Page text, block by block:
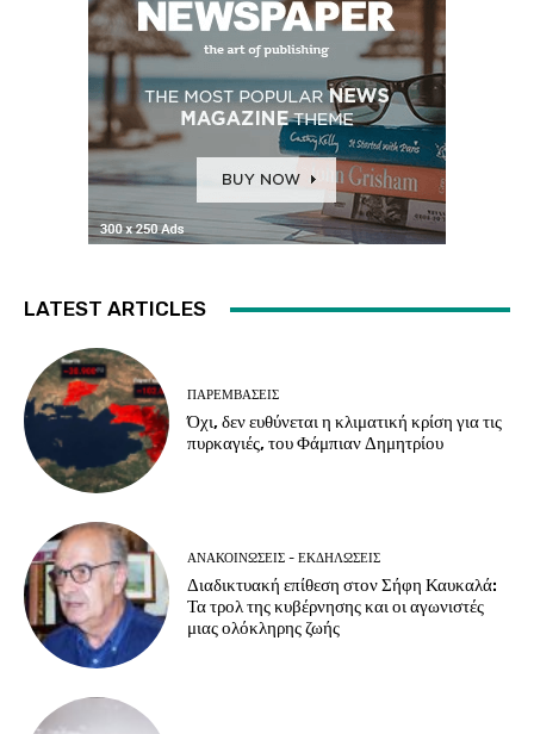
LATEST ARTICLES
ΠΑΡΕΜΒΑΣΕΙΣ
Όχι, δεν ευθύνεται η κλιματική κρίση για τις
πυρκαγιές, του Φάμπιαν Δημητρίου
ΑΝΑΚΟΙΝΩΣΕΙΣ - ΕΚΔΗΛΩΣΕΙΣ
Διαδικτυακή επίθεση στον Σήφη Καυκαλά:
Τα τρολ της κυβέρνησης και οι αγωνιστές
μιας ολόκληρης ζωής